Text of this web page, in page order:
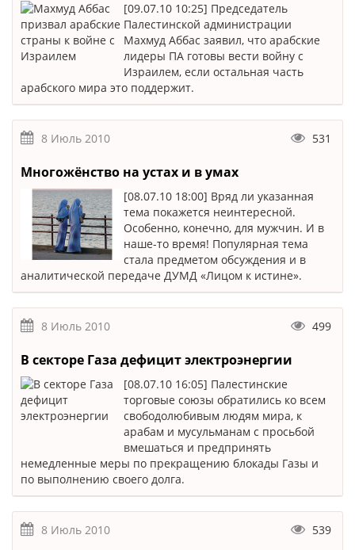
[09.07.10 10:25] Председатель
Палестинской администрации
Махмуд Аббас заявил, что арабские
лидеры ПА готовы вести войну с
Израилем, если остальная часть
арабского мира это поддержит.
8 Июль 2010 531
Многожёнство на устах и в умах
[08.07.10 18:00] Вряд ли указанная
тема покажется неинтересной.
Особенно, конечно, для мужчин. И в
наше-то время! Популярная тема
стала предметом обсуждения и в
аналитической передаче ДУМД «Лицом к истине».
8 Июль 2010 499
В секторе Газа дефицит электроэнергии
[08.07.10 16:05] Палестинские
торговые союзы обратились ко всем
свободолюбивым людям мира, к
арабам и мусульманам с просьбой
вмешаться и предпринять
немедленные меры по прекращению блокады Газы и
по выполнению своего долга.
8 Июль 2010 539